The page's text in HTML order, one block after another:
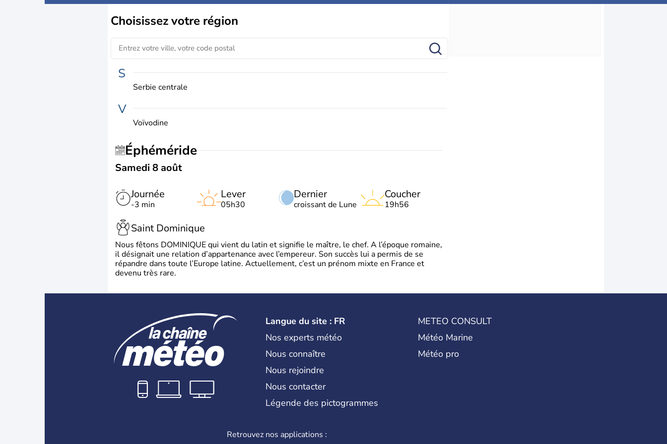
Choisissezvotre région
S
Serbie centrale
V
Voïvodine
Éphéméride
Samedi 8 août
Journée
-3 min
Dernier
croissant de Lune
Lever
05h30
Coucher
19h56
Saint Dominique
Nous fêtons DOMINIQUE qui vient du latin et signifie le maître, le chef. A l’époque romaine,
il désignait une relation d’appartenance avec l’empereur. Son succès lui a permis de se
répandre dans toute l’Europe latine. Actuellement, c’est un prénom mixte en France et
devenu très rare.
Langue du site : FR
Nos experts météo
Nous connaître
Nous rejoindre
Nous contacter
Légende des pictogrammes
METEO CONSULT
Météo Marine
Météo pro
Retrouvez nos applications :